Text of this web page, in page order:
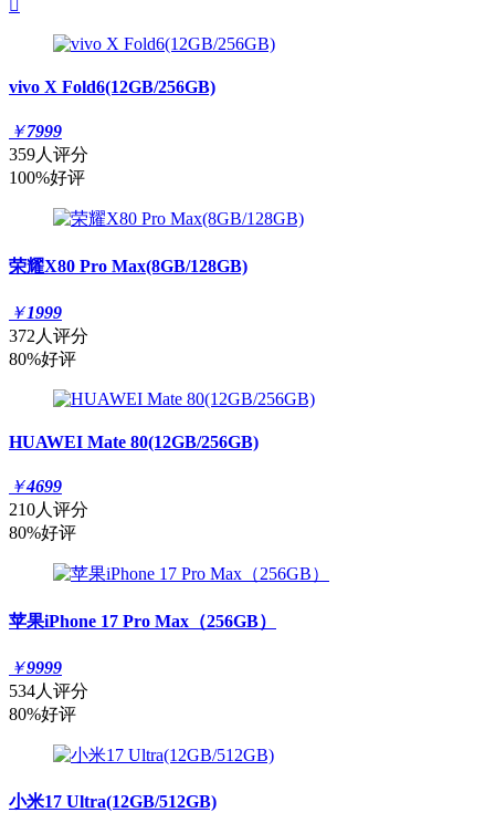

vivo X Fold6(12GB/256GB)
￥7999
359人评分
100%好评
荣耀X80 Pro Max(8GB/128GB)
￥1999
372人评分
80%好评
HUAWEI Mate 80(12GB/256GB)
￥4699
210人评分
80%好评
苹果iPhone 17 Pro Max（256GB）
￥9999
534人评分
80%好评
小米17 Ultra(12GB/512GB)